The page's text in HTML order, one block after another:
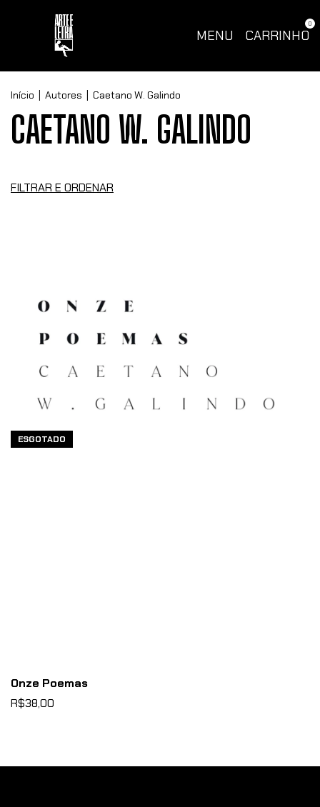
MENU CARRINHO
0
Início Autores Caetano W. Galindo
CAETANO W. GALINDO
FILTRAR E ORDENAR
ESGOTADO
Onze Poemas
R$38,00